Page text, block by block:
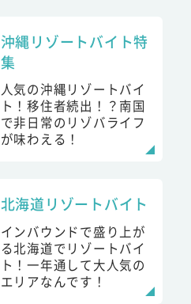
沖縄リゾートバイト特
集
人気の沖縄リゾートバイ
ト！移住者続出！？南国
で非日常のリゾバライフ
が味わえる！
北海道リゾートバイト
インバウンドで盛り上が
る北海道でリゾートバイ
ト！一年通して大人気の
エリアなんです！